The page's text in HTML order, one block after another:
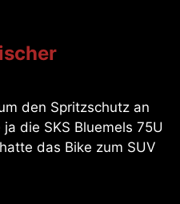
den Spritzschutz an
die SKS Bluemels 75U
das Bike zum SUV